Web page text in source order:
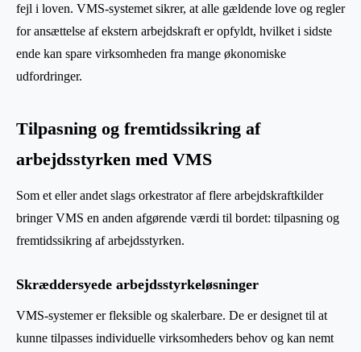
fejl i loven. VMS-systemet sikrer, at alle gældende love og regler
for ansættelse af ekstern arbejdskraft er opfyldt, hvilket i sidste
ende kan spare virksomheden fra mange økonomiske
udfordringer.
Tilpasning og fremtidssikring af
arbejdsstyrken med VMS
Som et eller andet slags orkestrator af flere arbejdskraftkilder
bringer VMS en anden afgørende værdi til bordet: tilpasning og
fremtidssikring af arbejdsstyrken.
Skræddersyede arbejdsstyrkeløsninger
VMS-systemer er fleksible og skalerbare. De er designet til at
kunne tilpasses individuelle virksomheders behov og kan nemt